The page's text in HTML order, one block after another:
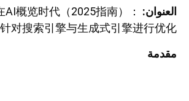
العنوان:
AI概览时代（2025指南）：
对搜索引擎与生成式引擎进行优化
مقدمة